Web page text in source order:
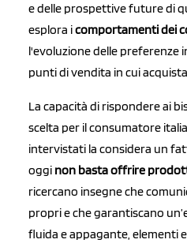
e delle prospettive future di
esplora icomportamenti dei
l'evoluzione delle preferenze
punti di vendita in cui
La capacità di rispondere ai
scelta per il consumatore
intervistati la considera un
oggi non basta offrire
ricercano insegne che
propri e che garantiscano
fluida e appagante, elementi